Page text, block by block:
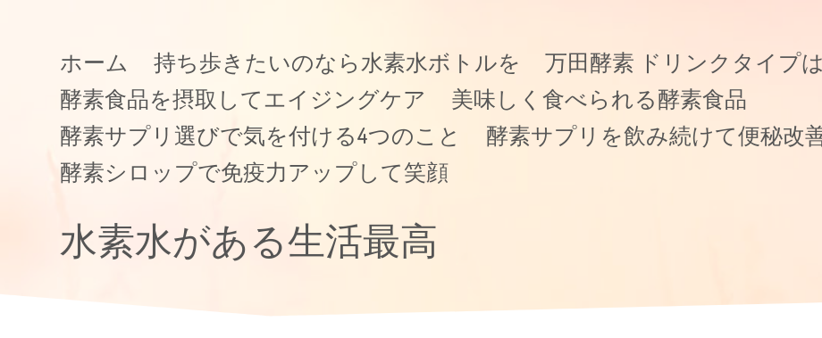
ホーム 持ち歩きたいのなら水素水ボトルを
万田酵素 ドリンクタイプ
酵素食品を摂取してエイジングケア
美味しく食べられる酵素食品
酵素サプリ選びで気を付ける4つのこと
酵素サプリを飲み続けて便秘改
酵素シロップで免疫力アップして笑顔
水素水がある生活最高